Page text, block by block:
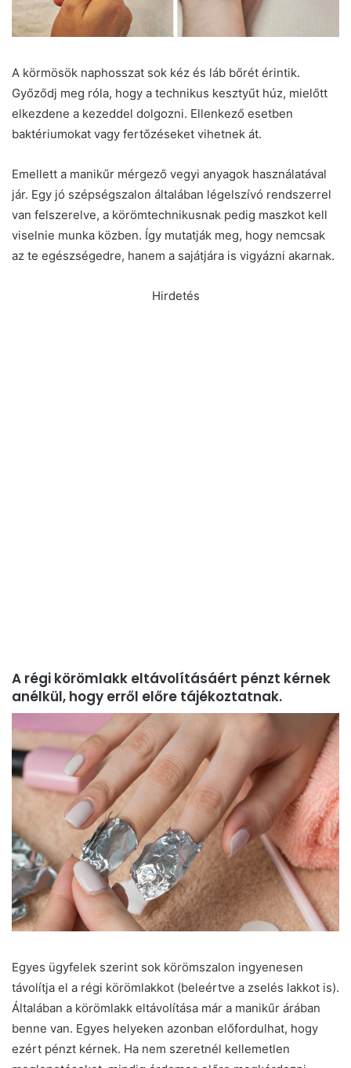
A körmösök naphosszat sok kéz és láb bőrét érintik.
Győződj meg róla, hogy a technikus kesztyűt húz, mielőtt
elkezdene a kezeddel dolgozni. Ellenkező esetben
baktériumokat vagy fertőzéseket vihetnek át.
Emellett a manikűr mérgező vegyi anyagok használatával
jár. Egy jó szépségszalon általában légelszívó rendszerrel
van felszerelve, a körömtechnikusnak pedig maszkot kell
viselnie munka közben. Így mutatják meg, hogy nemcsak
az te egészségedre, hanem a sajátjára is vigyázni akarnak.
Hirdetés
A régi körömlakk eltávolításáért pénzt kérnek
anélkül, hogy erről előre tájékoztatnak.
Egyes ügyfelek szerint sok körömszalon ingyenesen
távolítja el a régi körömlakkot (beleértve a zselés lakkot is).
Általában a körömlakk eltávolítása már a manikűr árában
benne van. Egyes helyeken azonban előfordulhat, hogy
ezért pénzt kérnek. Ha nem szeretnél kellemetlen